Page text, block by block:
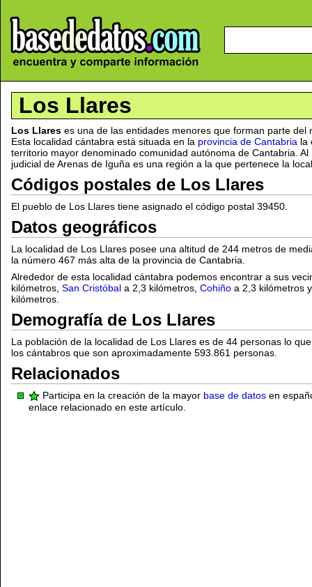
Los Llares
Los Llares es una de las entidades menores que forman parte del
Esta localidad cántabra está situada en la provincia de Cantabria la
territorio mayor denominado comunidad autónoma de Cantabria.
judicial de Arenas de Iguña es una región a la que pertenece la
Códigos postales de Los Llares
El pueblo de Los Llares tiene asignado el código postal 39450.
Datos geográficos
La localidad de Los Llares posee una altitud de 244 metros de
la número 467 más alta de la provincia de Cantabria.
Alrededor de esta localidad cántabra podemos encontrar a sus
kilómetros, San Cristóbal a 2,3 kilómetros, Cohiño a 2,3 kilómetros
kilómetros.
Demografía de Los Llares
La población de la localidad de Los Llares es de 44 personas lo
los cántabros que son aproximadamente 593.861 personas.
Relacionados
Participa en la creación de la mayor base de datos en
enlace relacionado en este artículo.